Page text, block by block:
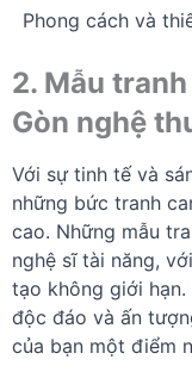
Phong cách và
2. Mẫu
Gòn nghệ
Với sự tinh tế và
những bức tranh
cao. Những mẫu
nghệ sĩ tài năng,
tạo không giới
độc đáo và ấn
của bạn một điểm